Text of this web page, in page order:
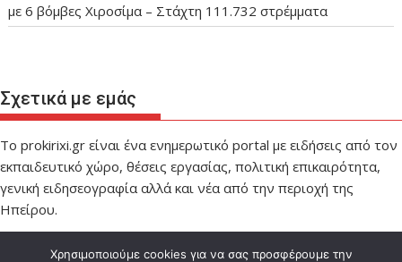
με 6 βόμβες Χιροσίμα – Στάχτη 111.732 στρέμματα
Σχετικά με εμάς
Το prokirixi.gr είναι ένα ενημερωτικό portal με ειδήσεις από τον
εκπαιδευτικό χώρο, θέσεις εργασίας, πολιτική επικαιρότητα,
γενική ειδησεογραφία αλλά και νέα από την περιοχή της
Ηπείρου.
Χρησιμοποιούμε cookies για να σας προσφέρουμε την